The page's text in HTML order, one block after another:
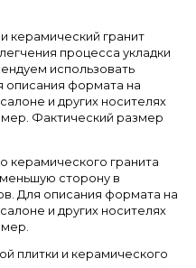
керамический гранит
процесса укладки
использовать
описания формата на
и других носителях
Фактический размер
керамического гранита
сторону в
Для описания формата на
и других носителях
плитки и керамического